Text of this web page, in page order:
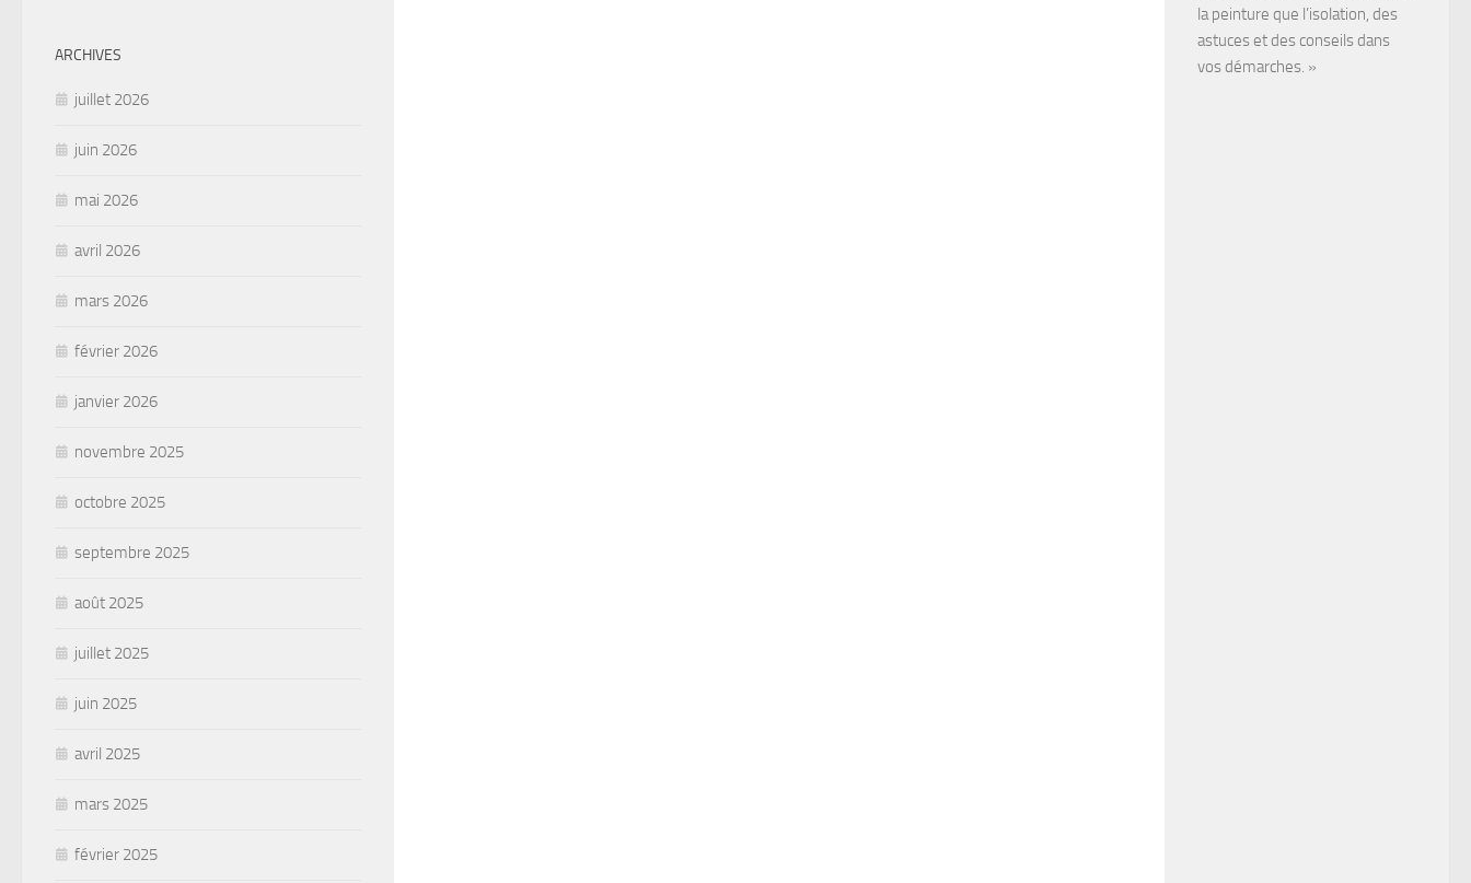
ARCHIVES
juillet 2026
juin 2026
mai 2026
avril 2026
mars 2026
février 2026
janvier 2026
novembre 2025
octobre 2025
septembre 2025
août 2025
juillet 2025
juin 2025
avril 2025
mars 2025
février 2025
la peinture que l’isolation, des
astuces et des conseils dans
vos démarches. »